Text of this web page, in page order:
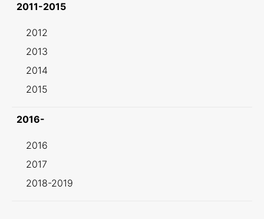
2011-2015
2012
2013
2014
2015
2016-
2016
2017
2018-2019